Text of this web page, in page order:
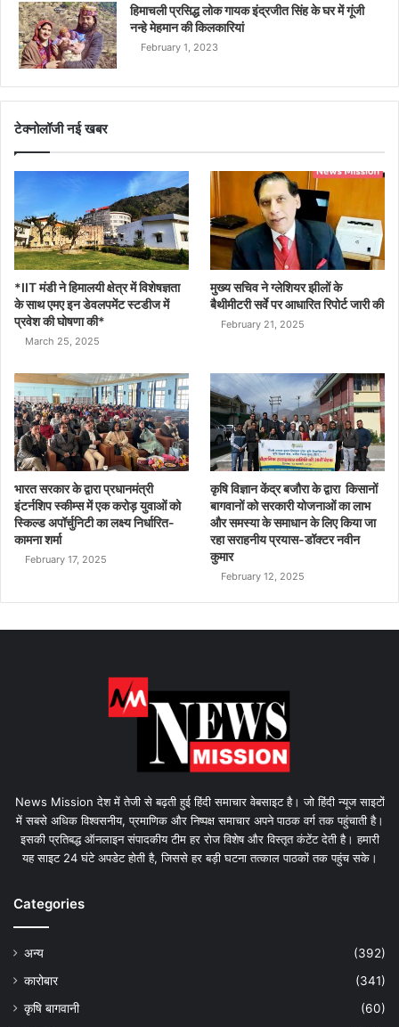
हिमाचली प्रसिद्ध लोक गायक इंद्रजीत सिंह के घर में गूंजी
नन्हे मेहमान की किलकारियां
February 1, 2023
टेक्नोलॉजी नई खबर
*IIT मंडी ने हिमालयी क्षेत्र में विशेषज्ञता
के साथ एमए इन डेवलपमेंट स्टडीज में
प्रवेश की घोषणा की*
March 25, 2025
मुख्य सचिव ने ग्लेशियर झीलों के
बैथीमीटरी सर्वे पर आधारित रिपोर्ट जारी की
February 21, 2025
भारत सरकार के द्वारा प्रधानमंत्री
इंटर्नशिप स्कीम्स में एक करोड़ युवाओं को
स्किल्ड अपॉर्चुनिटी का लक्ष्य निर्धारित-
कामना शर्मा
February 17, 2025
कृषि विज्ञान केंद्र बजौरा के द्वारा किसानों
बागवानों को सरकारी योजनाओं का लाभ
और समस्या के समाधान के लिए किया जा
रहा सराहनीय प्रयास-डॉक्टर नवीन
कुमार
February 12, 2025
News Mission देश में तेजी से बढ़ती हुई हिंदी समाचार वेबसाइट है। जो हिंदी न्यूज साइटों
में सबसे अधिक विश्वसनीय, प्रमाणिक और निष्पक्ष समाचार अपने पाठक वर्ग तक पहुंचाती है।
इसकी प्रतिबद्ध ऑनलाइन संपादकीय टीम हर रोज विशेष और विस्तृत कंटेंट देती है। हमारी
यह साइट 24 घंटे अपडेट होती है, जिससे हर बड़ी घटना तत्काल पाठकों तक पहुंच सके।
Categories
अन्य
(392)
कारोबार
(341)
कृषि बागवानी
(60)